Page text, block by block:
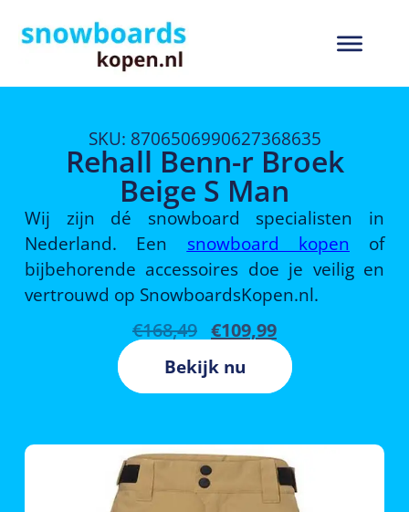
SKU: 8706506990627368635
Rehall Benn-r Broek
Beige S Man
Wij zijn dé snowboard specialisten in
Nederland. Een snowboard kopen of
bijbehorende accessoires doe je veilig en
vertrouwd op SnowboardsKopen.nl.
€168,49 €109,99
Bekijk nu